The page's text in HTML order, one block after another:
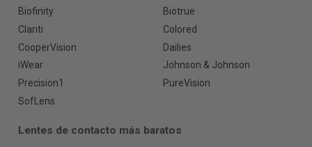
Biofinity
Biotrue
Clariti
Colored
CooperVision
Dailies
iWear
Johnson & Johnson
Precision1
PureVision
SofLens
Lentes de contacto más baratos